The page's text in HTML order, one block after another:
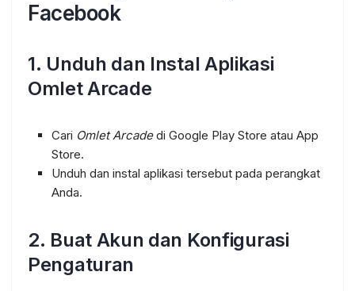
Facebook
1. Unduh dan Instal Aplikasi
Omlet Arcade
Cari Omlet Arcadedi Google Play Store atau App
Store.
Unduh dan instal aplikasi tersebut pada perangkat
Anda.
2. Buat Akun dan Konfigurasi
Pengaturan